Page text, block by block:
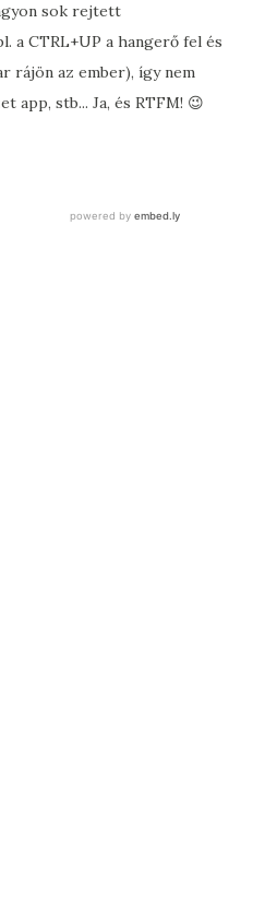
sok rejtett
a CTRL+UP a hangerő fel és
rájön az ember), így nem
app, stb... Ja, és RTFM! 😉